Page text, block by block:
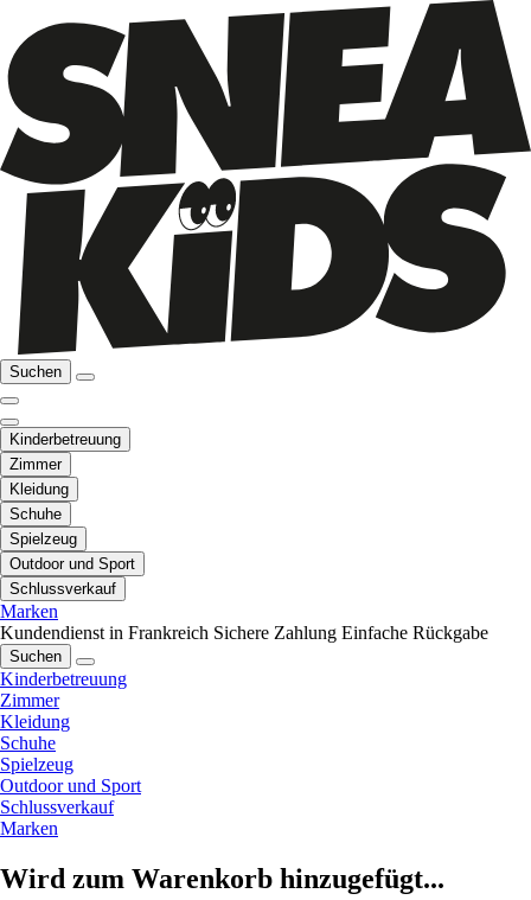
Suchen
Kinderbetreuung
Zimmer
Kleidung
Schuhe
Spielzeug
Outdoor und Sport
Schlussverkauf
Marken
Kundendienst in Frankreich Sichere Zahlung Einfache Rückgabe
Suchen
Kinderbetreuung
Zimmer
Kleidung
Schuhe
Spielzeug
Outdoor und Sport
Schlussverkauf
Marken
Wird zum Warenkorb hinzugefügt...